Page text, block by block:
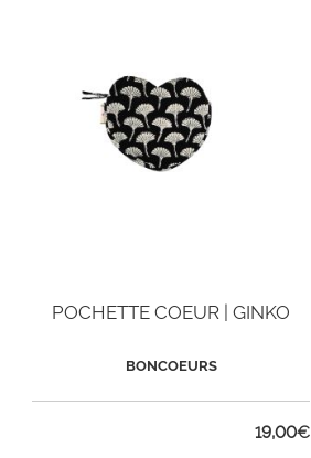
POCHETTE COEUR | GINKO
BONCOEURS
19,00€